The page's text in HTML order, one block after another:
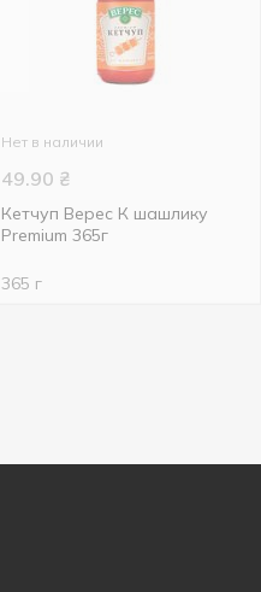
Нет в наличии
49.90 ₴
Кетчуп Верес К шашлику
Premium 365г
365 г